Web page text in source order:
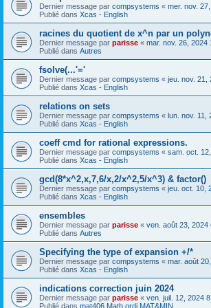
Dernier message par compsystems « mer. nov.
Publié dans Xcas - English
racines du quotient de x^n par un
Dernier message par parisse « mar. nov. 26, 2024
Publié dans Autres
fsolve(...'='
Dernier message par compsystems « jeu. nov. 21,
Publié dans Xcas - English
relations on sets
Dernier message par compsystems « lun. nov. 11,
Publié dans Xcas - English
coeff cmd for rational expressions.
Dernier message par compsystems « sam. oct.
Publié dans Xcas - English
gcd(8*x^2,x,7,6/x,2/x^2,5/x^3) & factor()
Dernier message par compsystems « jeu. oct. 10,
Publié dans Xcas - English
ensembles
Dernier message par parisse « ven. août 23, 2024
Publié dans Autres
Specifying the type of expansion +/*
Dernier message par compsystems « mar. août
Publié dans Xcas - English
indications correction juin 2024
Dernier message par parisse « ven. juil. 12, 2024
Publié dans mat406 Math ordi MAT&MIN